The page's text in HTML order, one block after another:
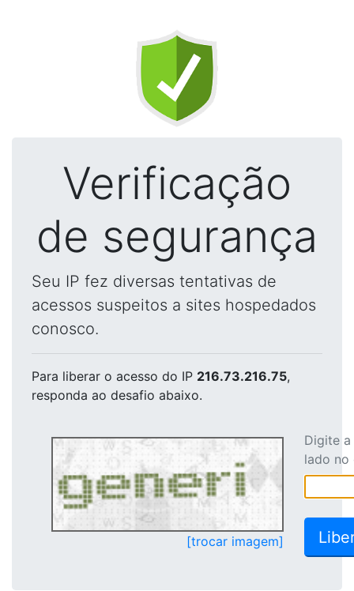
Verificação
de segurança
Seu IP fez diversas tentativas de
acessos suspeitos a sites hospedados
conosco.
Para liberar o acesso do IP 216.73.216.75,
responda ao desafio abaixo.
[trocar imagem]
Digite
lado no